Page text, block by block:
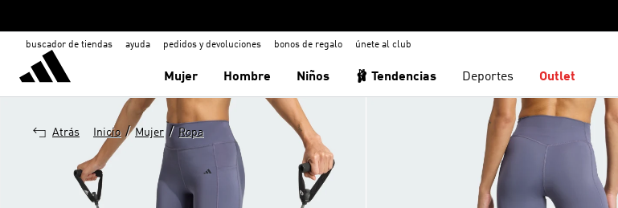
buscador de tiendas ayuda pedidos y devoluciones bonos de regalo únete al club
Mujer Hombre Niños 🩰 Tendencias Deportes Outlet
Atrás Inicio / Mujer / Ropa